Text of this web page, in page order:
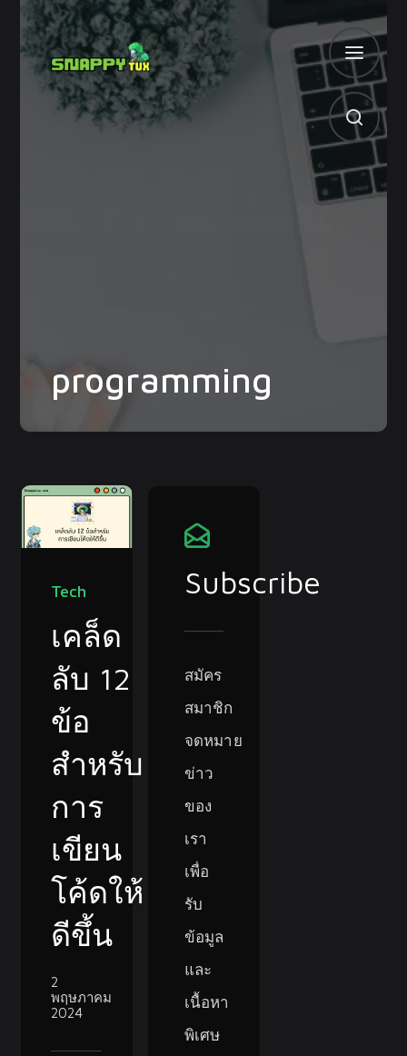
programming
Tech
เคล็ด
ลับ 12
ข้อ
สำหรับ
การ
เขียน
โค้ดให้
ดีขึ้น
2
พฤษภาคม
2024
Subscribe
สมัคร
สมาชิก
จดหมาย
ข่าว
ของ
เรา
เพื่อ
รับ
ข้อมูล
และ
เนื้อหา
พิเศษ